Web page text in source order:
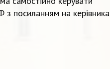
посиланням на керівника